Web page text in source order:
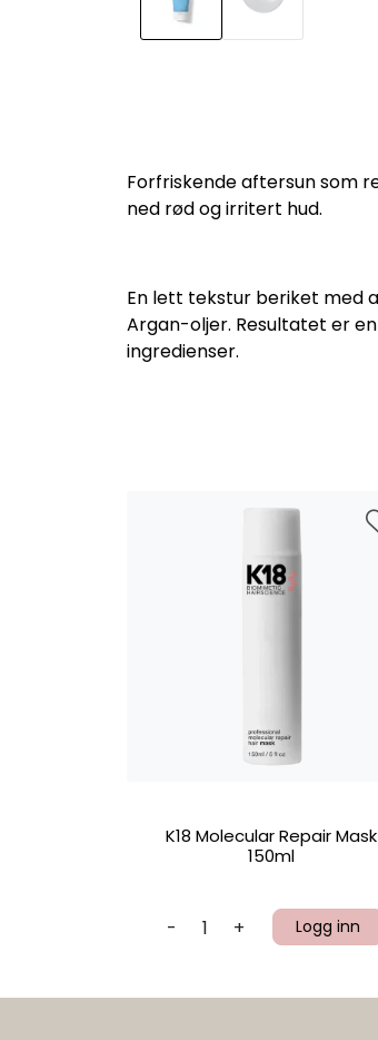
Forfriskende aftersun som
ned rød og irritert hud.
En lett tekstur beriket med
Argan-oljer. Resultatet er
ingredienser.
K18 Molecular Repair Mask
150ml
- + Logg inn